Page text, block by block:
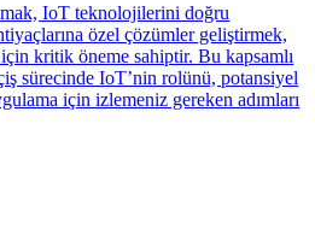
IoT teknolojilerini doğru
özel çözümler geliştirmek,
kritik öneme sahiptir. Bu kapsamlı
sürecinde IoT’nin rolünü, potansiyel
için izlemeniz gereken adımları